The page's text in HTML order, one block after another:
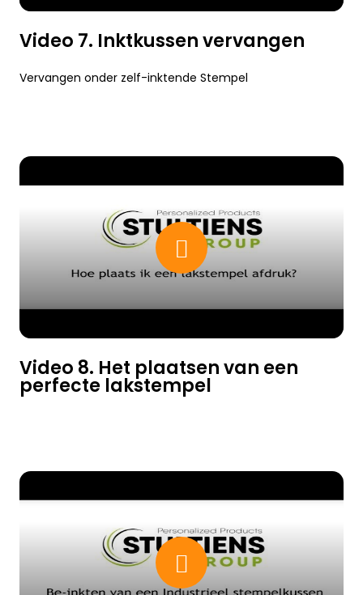
Video 7. Inktkussen vervangen
Vervangen onder zelf-inktende Stempel
Video 8. Het plaatsen van een
perfecte lakstempel